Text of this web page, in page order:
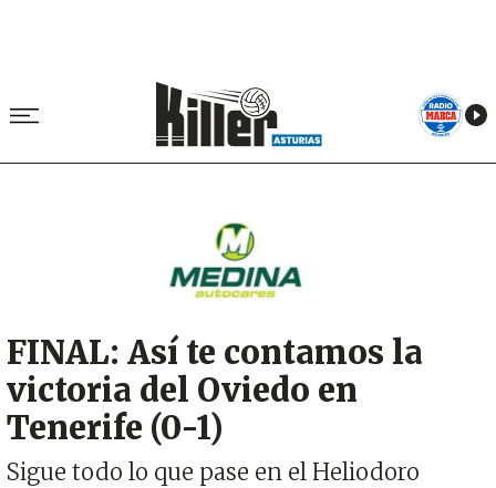
FINAL: Así te contamos la
victoria del Oviedo en
Tenerife (0-1)
Sigue todo lo que pase en el Heliodoro